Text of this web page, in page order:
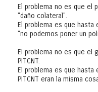
El problema no es que el
"daño colateral".
El problema es que
"no podemos poner un
El problema no es que el
PITCNT.
El problema es que hasta
PITCNT eran la misma